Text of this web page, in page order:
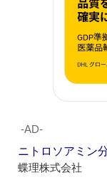
‐AD‐
ニトロソアミン
蝶理株式会社